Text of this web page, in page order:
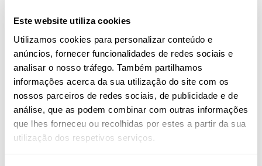
Este website utiliza cookies
Utilizamos cookies para personalizar conteúdo e
anúncios, fornecer funcionalidades de redes sociais e
analisar o nosso tráfego. Também partilhamos
informações acerca da sua utilização do site com os
nossos parceiros de redes sociais, de publicidade e de
análise, que as podem combinar com outras informações
que lhes forneceu ou recolhidas por estes a partir da sua
utilização dos respetivos serviços.
Raquete Adidas Adipower Multiweight 3.3
adicionar ao carrinho
-50%